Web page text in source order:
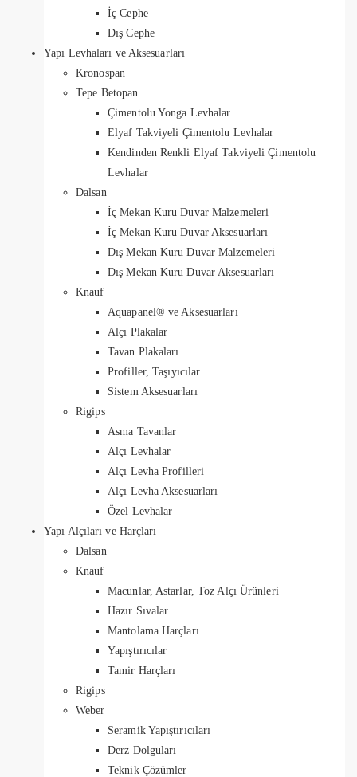
İç Cephe
Dış Cephe
Yapı Levhaları ve Aksesuarları
Kronospan
Tepe Betopan
Çimentolu Yonga Levhalar
Elyaf Takviyeli Çimentolu Levhalar
Kendinden Renkli Elyaf Takviyeli Çimentolu
Levhalar
Dalsan
İç Mekan Kuru Duvar Malzemeleri
İç Mekan Kuru Duvar Aksesuarları
Dış Mekan Kuru Duvar Malzemeleri
Dış Mekan Kuru Duvar Aksesuarları
Knauf
Aquapanel® ve Aksesuarları
Alçı Plakalar
Tavan Plakaları
Profiller, Taşıyıcılar
Sistem Aksesuarları
Rigips
Asma Tavanlar
Alçı Levhalar
Alçı Levha Profilleri
Alçı Levha Aksesuarları
Özel Levhalar
Yapı Alçıları ve Harçları
Dalsan
Knauf
Macunlar, Astarlar, Toz Alçı Ürünleri
Hazır Sıvalar
Mantolama Harçları
Yapıştırıcılar
Tamir Harçları
Rigips
Weber
Seramik Yapıştırıcıları
Derz Dolguları
Teknik Çözümler